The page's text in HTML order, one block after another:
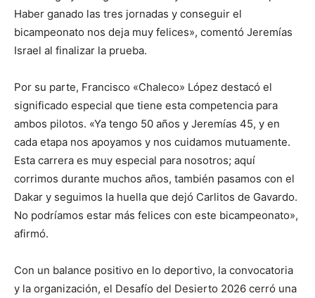
Haber ganado las tres jornadas y conseguir el
bicampeonato nos deja muy felices», comentó Jeremías
Israel al finalizar la prueba.
Por su parte, Francisco «Chaleco» López destacó el
significado especial que tiene esta competencia para
ambos pilotos. «Ya tengo 50 años y Jeremías 45, y en
cada etapa nos apoyamos y nos cuidamos mutuamente.
Esta carrera es muy especial para nosotros; aquí
corrimos durante muchos años, también pasamos con el
Dakar y seguimos la huella que dejó Carlitos de Gavardo.
No podríamos estar más felices con este bicampeonato»,
afirmó.
Con un balance positivo en lo deportivo, la convocatoria
y la organización, el Desafío del Desierto 2026 cerró una